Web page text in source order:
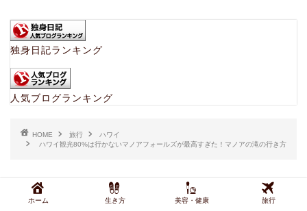
独身日記ランキング
人気ブログランキング
HOME 旅行
ハワイ
ハワイ観光80%は行かないマノアフォールズが最高すぎた！マノアの滝の行き方
あわせて読みたい
ホーム 生き方 美容・健康 旅行